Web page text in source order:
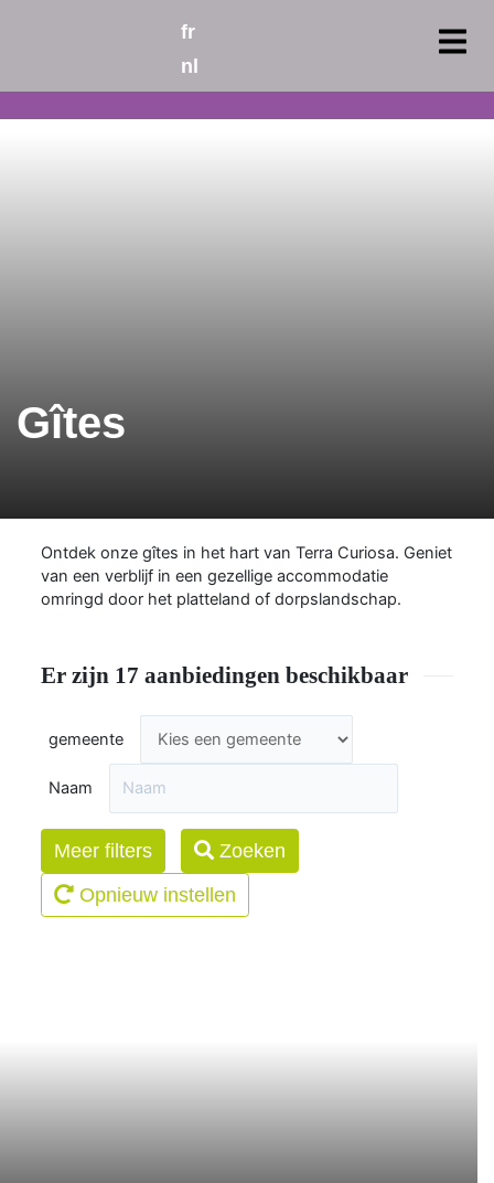
fr
nl
Gîtes
Ontdek onze gîtes in het hart van Terra Curiosa. Geniet
van een verblijf in een gezellige accommodatie
omringd door het platteland of dorpslandschap.
Er zijn 17 aanbiedingen beschikbaar
gemeente
Naam
Meer filters
Zoeken
Opnieuw instellen